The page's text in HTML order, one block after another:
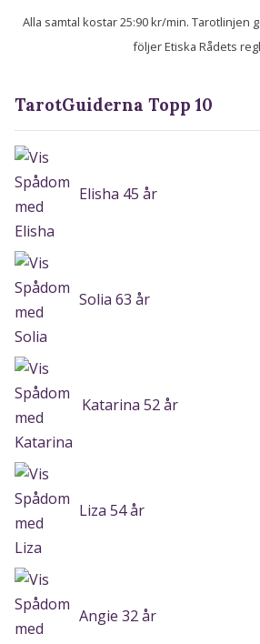
TarotGuiderna Topp 10
Elisha 45 år
Solia 63 år
Katarina 52 år
Liza 54 år
Angie 32 år
Alla samtal kostar 25:90 kr/min. Tarotlinjen
följer Etiska Rådets